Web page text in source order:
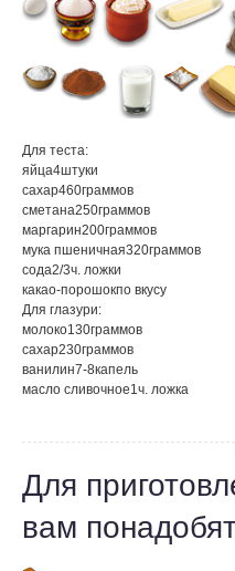
Для теста:
яйца4штуки
сахар460граммов
сметана250граммов
маргарин200граммов
мука пшеничная320граммов
сода2/3ч. ложки
какао-порошокпо вкусу
Для глазури:
молоко130граммов
сахар230граммов
ванилин7-8капель
масло сливочное1ч. ложка
Для
вам